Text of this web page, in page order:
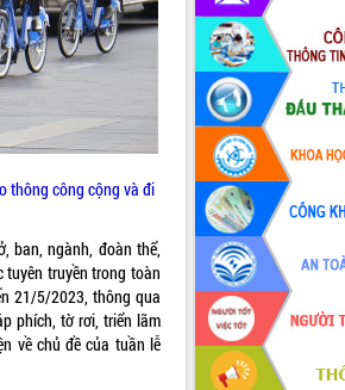
thông công cộng và đi
ban, ngành, đoàn thể,
tuyên truyền trong toàn
21/5/2023, thông qua
phích, tờ rơi, triển lãm
về chủ đề của tuần lễ